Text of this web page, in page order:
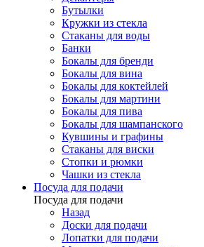
Бутылки
Кружки из стекла
Стаканы для воды
Банки
Бокалы для бренди
Бокалы для вина
Бокалы для коктейлей
Бокалы для мартини
Бокалы для пива
Бокалы для шампанского
Кувшины и графины
Стаканы для виски
Стопки и рюмки
Чашки из стекла
Посуда для подачи
Посуда для подачи
Назад
Доски для подачи
Лопатки для подачи